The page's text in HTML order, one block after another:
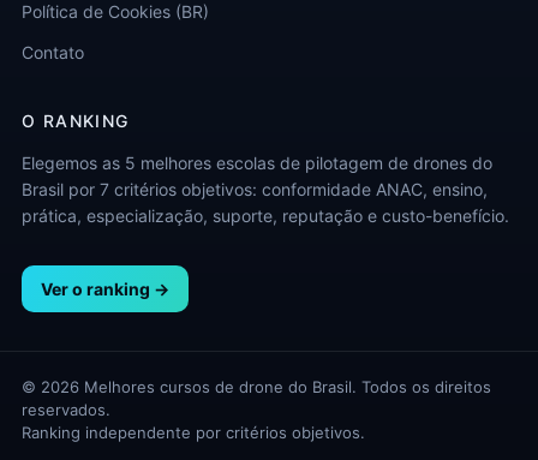
Política de Cookies (BR)
Contato
O RANKING
Elegemos as 5 melhores escolas de pilotagem de drones do
Brasil por 7 critérios objetivos: conformidade ANAC, ensino,
prática, especialização, suporte, reputação e custo-benefício.
Ver o ranking →
© 2026 Melhores cursos de drone do Brasil. Todos os direitos
reservados.
Ranking independente por critérios objetivos.